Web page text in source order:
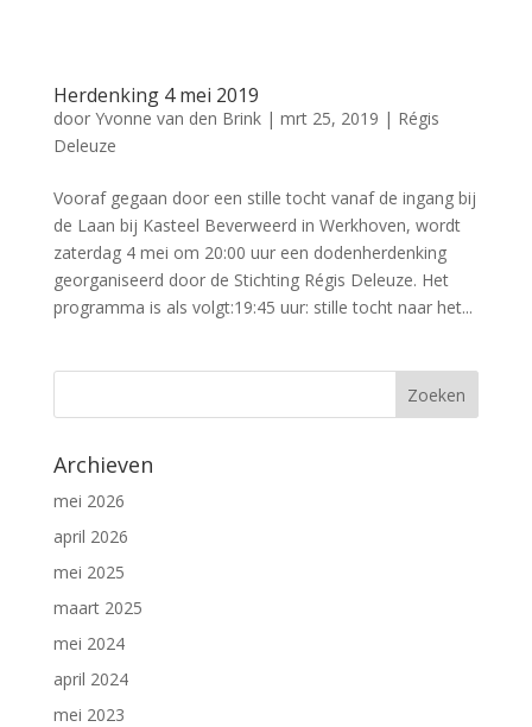
Herdenking 4 mei 2019
door Yvonne van den Brink| mrt 25, 2019 | Régis
Deleuze
Vooraf gegaan door een stille tocht vanaf de ingang bij
de Laan bij Kasteel Beverweerd in Werkhoven, wordt
zaterdag 4 mei om 20:00 uur een dodenherdenking
georganiseerd door de Stichting Régis Deleuze. Het
programma is als volgt:19:45 uur: stille tocht naar het...
Archieven
mei 2026
april 2026
mei 2025
maart 2025
mei 2024
april 2024
mei 2023